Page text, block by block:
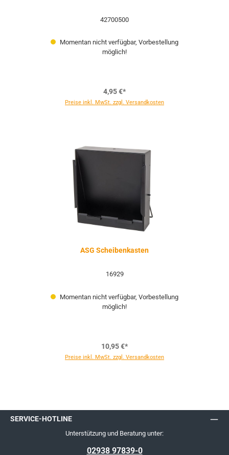
42700500
Momentan nicht verfügbar, Vorbestellung
möglich!
4,95 €*
Preise inkl. MwSt. zzgl. Versandkosten
ASG Scheibenkasten
16929
Momentan nicht verfügbar, Vorbestellung
möglich!
10,95 €*
Preise inkl. MwSt. zzgl. Versandkosten
SERVICE-HOTLINE
Unterstützung und Beratung unter:
02938 97839-0